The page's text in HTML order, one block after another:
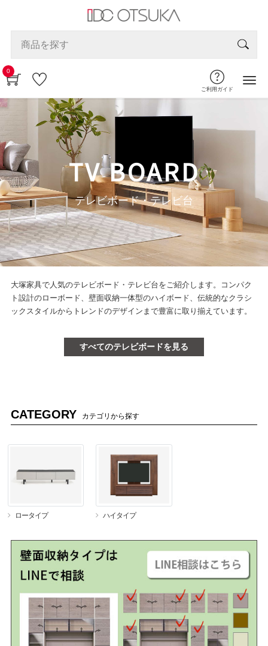
0
ご利用ガイド
TV BOARD
テレビボード・テレビ台
大塚家具で人気のテレビボード・テレビ台をご紹介します。コンパク
ト設計のローボード、壁面収納一体型のハイボード、伝統的なクラシ
ックスタイルからトレンドのデザインまで豊富に取り揃えています。
すべてのテレビボードを見る
CATEGORY カテゴリから探す
ロータイプ ハイタイプ